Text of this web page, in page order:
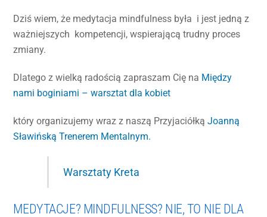
Dziś wiem, że medytacja mindfulness była i jest jedną z
ważniejszych kompetencji, wspierającą trudny proces
zmiany.
Dlatego z wielką radością zapraszam Cię na Między
nami boginiami – warsztat dla kobiet
który organizujemy wraz z naszą PrzyjaciółkąJoanną
Sławińską Trenerem Mentalnym.
Warsztaty Kreta
MEDYTACJE? MINDFULNESS? NIE, TO NIE DLA